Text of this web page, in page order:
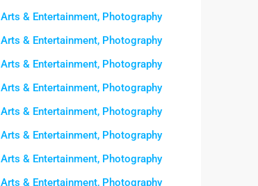
Arts & Entertainment, Photography
Arts & Entertainment, Photography
Arts & Entertainment, Photography
Arts & Entertainment, Photography
Arts & Entertainment, Photography
Arts & Entertainment, Photography
Arts & Entertainment, Photography
Arts & Entertainment, Photography